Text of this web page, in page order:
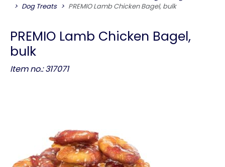
Dog Treats
PREMIO Lamb Chicken Bagel, bulk
PREMIO Lamb Chicken Bagel,
bulk
Item no.: 317071